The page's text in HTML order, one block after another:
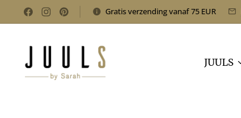
Gratis verzending vanaf 75 EUR
JUULS